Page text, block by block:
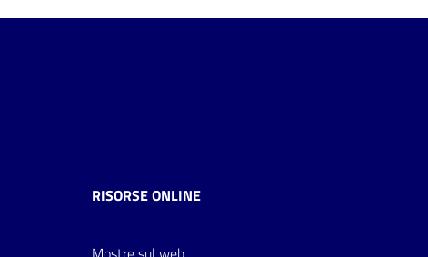
RISORSE ONLINE